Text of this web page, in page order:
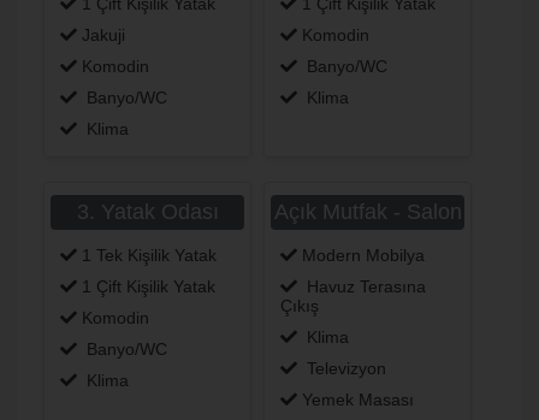
Jakuji
Komodin
Banyo/WC
Klima
Komodin
Banyo/WC
Klima
3. Yatak Odası
1 Tek Kişilik Yatak
1 Çift Kişilik Yatak
Komodin
Banyo/WC
Klima
Açık Mutfak - Salon
Modern Mobilya
Havuz Terasına
Çıkış
Klima
Televizyon
Yemek Masası